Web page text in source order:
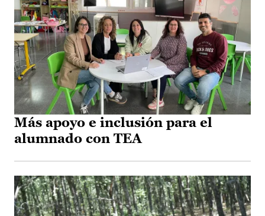
Más apoyo e inclusión para el
alumnado con TEA